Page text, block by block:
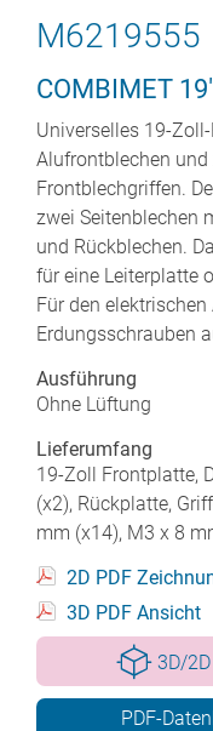
M6219555
COMBIMET
Universelles 19-
Alufrontblechen
Frontblechgriffen.
zwei Seitenblechen
und Rückblechen.
für eine Leiterplatte
Für den
Erdungsschrauben
Ausführung
Ohne Lüftung
Lieferumfang
19-Zoll Frontplatte,
(x2), Rückplatte,
mm (x14), M3 x 8
2D PDF
3D PDF Ansicht
3D/
PDF-